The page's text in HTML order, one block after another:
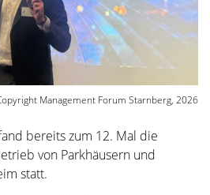
Management Forum Starnberg, 2026
bereits zum 12. Mal die
von Parkhäusern und
statt.